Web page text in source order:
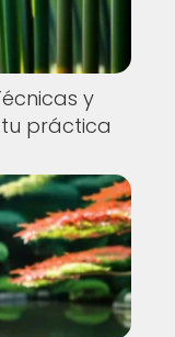
y
práctica